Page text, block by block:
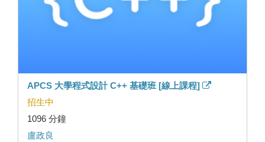
APCS 大學程式設計 C++ 基礎班 [線上課程]
招生中
1096 分鐘
盧政良